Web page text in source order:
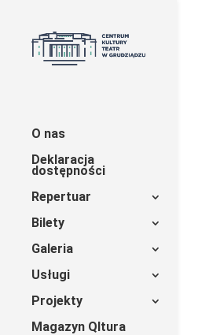
O nas
Deklaracja
dostępności
Repertuar
Bilety
Galeria
Usługi
Projekty
Magazyn Qltura